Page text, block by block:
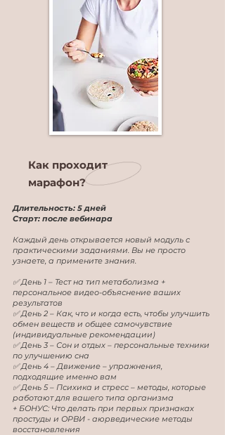
Как проходит
марафон?
Длительность: 5 дней
Старт: после вебинара
Каждый день открывается новый модуль с
практическими заданиями. Вы не просто
узнаете, а примените знания.
✅ День 1 – Тест на тип метаболизма +
персональное видео-объяснение ваших
результатов
✅ День 2 – Как, что и когда есть, чтобы улучшить
обмен веществ и общее самочувствие
(индивидуальные рекомендации)
✅ День 3 – Сон и отдых – персональные техники
по улучшению сна
✅ День 4 – Движение – упражнения,
подходящие именно вам
✅ День 5 – Психика и стресс – методы, которые
работают для вашего типа организма
+ БОНУС: Что делать при первых признаках
простуды и ОРВИ - аюрведические методы
восстановления